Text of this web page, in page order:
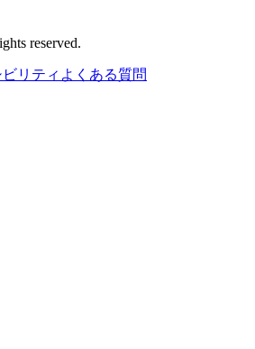
reserved.
リティ よくある質問